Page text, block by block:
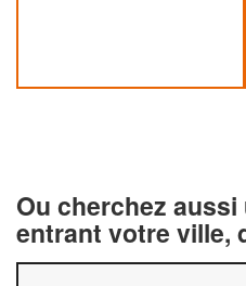
Ou cherchez
entrant votre ville,